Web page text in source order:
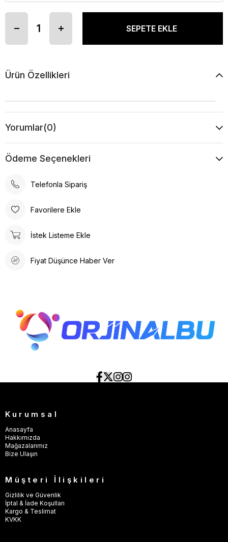
Ürün Özellikleri
Yorumlar(0)
Ödeme Seçenekleri
Telefonla Sipariş
Favorilere Ekle
İstek Listeme Ekle
Fiyat Düşünce Haber Ver
Kurumsal
Anasayfa
Hakkımızda
Mağazalarımız
Bize Ulaşın
Müşteri İlişkileri
Gizlilik ve Güvenlik
İptal & İade Koşulları
Kargo & Teslimat
KVKK